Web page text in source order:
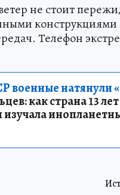
не стоит
Телефон
военные натянули
как страна 13
изучала